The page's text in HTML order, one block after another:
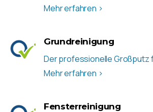
Mehr erfahren >
Grundreinigung
Der professionelle Großputz
Mehr erfahren >
Fensterreinigung